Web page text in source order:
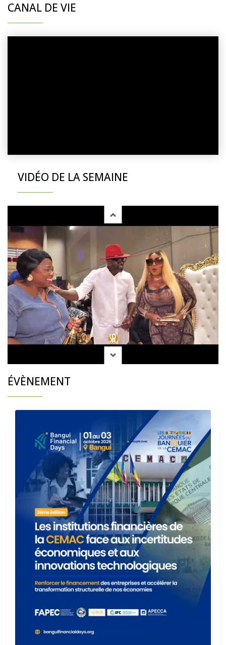
CANAL DE VIE
VIDÉO DE LA SEMAINE
ÉVÈNEMENT